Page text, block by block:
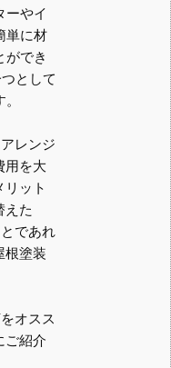
ーやイ
単に材
ができ
として
レンジ
用を大
ット
えた
であれ
根塗装
オスス
ご紹介